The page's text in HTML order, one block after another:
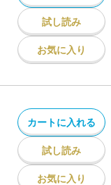
試し読み
お気に入り
カートに入れる
試し読み
お気に入り